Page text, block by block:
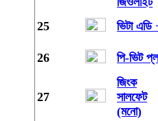
25 ভিটা এডি
26
পি-ভিট
27
জিংক
সালফেট
(মনো)